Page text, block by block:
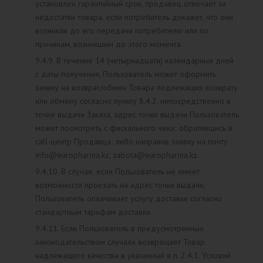
установлен гарантийный срок, продавец отвечает за
недостатки товара, если потребитель докажет, что они
возникли до его передачи потребителю или по
причинам, возникшим до этого момента.
9.4.9. В течение 14 (четырнадцати) календарных дней
с даты получения, Пользователь может оформить
заявку на возврат/обмен Товара подлежащих возврату
или обмену согласно пункту 8.4.2. непосредственно в
точке выдачи Заказа, адрес точки выдачи Пользователь
может посмотреть с фискального чека; обратившись в
call-центр Продавца; либо направив заявку на почту
info@europharma.kz, zabota@europharma.kz.
9.4.10. В случае, если Пользователь не имеет
возможности проехать на адрес точки выдачи,
Пользователь оплачивает услугу доставки согласно
стандартным тарифам доставки.
9.4.11. Если Пользователь в предусмотренных
законодательством случаях возвращает Товар
надлежащего качества в указанный в п. 2.4.1. Условий